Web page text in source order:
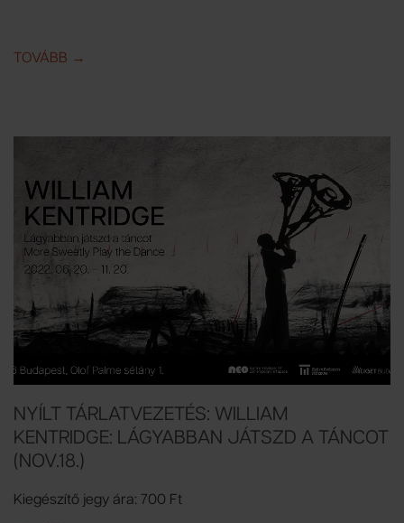
TOVÁBB IDE: AZ ÁRNYVADÁSZAT AFRIKÁBAN – JÁTÉKOS
→
NYÍLT TÁRLATVEZETÉS: WILLIAM
KENTRIDGE: LÁGYABBAN JÁTSZD A TÁNCOT
(NOV.18.)
Kiegészítő jegy ára: 700 Ft